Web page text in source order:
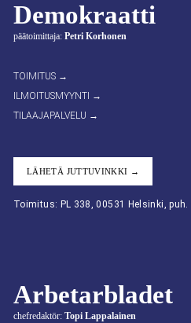
Demokraatti
päätoimittaja: Petri Korhonen
TOIMITUS →
ILMOITUSMYYNTI →
TILAAJAPALVELU →
LÄHETÄ JUTTUVINKKI →
Toimitus: PL 338, 00531 Helsinki, puh.
Arbetarbladet
chefredaktör: Topi Lappalainen